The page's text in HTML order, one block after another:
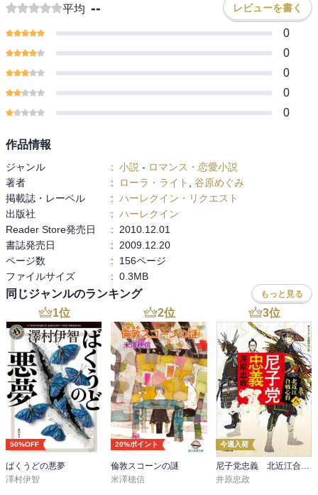
平均 -- レビューを書く
0
0
0
0
0
作品情報
ジャンル : 小説 - ロマンス・恋愛小説
著者
: ローラ・ライト
谷原めぐみ
掲載誌・レーベル
: ハーレクイン・リクエスト
出版社
: ハーレクイン
Reader Store発売日
:
2010.12.01
書誌発売日
:
2009.12.20
ページ数
:
156ページ
ファイルサイズ
: 0.3MB
同じジャンルのランキング もっと見る
1位
50%OFF
ばくうどの悪夢
澤村伊智
2位
20%ポイント
倫敦スコーンの謎
米澤穂信
3位
今週入荷
尼子党忠義 北近江合戦心得〈八〉
井原忠政